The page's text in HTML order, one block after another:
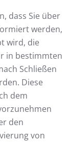
dass Sie über
werden,
wird, die
in bestimmten
Schließen
Diese
dem
den
von